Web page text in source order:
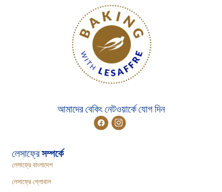
আমাদের বেকিং নেটওয়ার্কে যোগ দিন
লেসাফ্রেসম্পর্কে
লেসাফ্রে বাংলাদেশ
লেসাফ্রে গ্লোবাল